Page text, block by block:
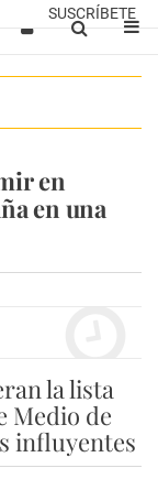
SUSCRÍBETE
en
en una
la lista
Medio de
influyentes